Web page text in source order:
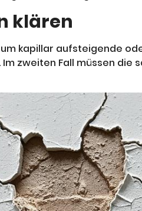
klären
kapillar aufsteigende
Im zweiten Fall müssen